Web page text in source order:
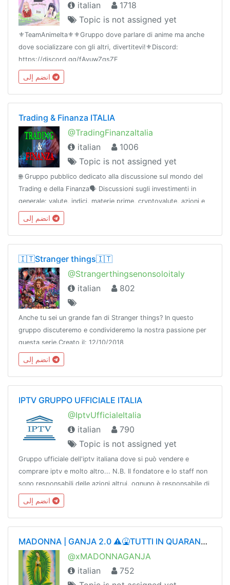
italian
1718
Topic is not assigned yet
⚜️TeamAnimeIta⚜️⚜️Gruppo dove parlare di anime ma anche
dove socializzare con gli altri, divertitevi!⚜️Discord:
https://discord.gg/fAvuwZqsZF
Trading & Finanza ITALIA
@TradingFinanzaItalia
italian
1006
Topic is not assigned yet
🌐 Gruppo pubblico dedicato alla discussione sul mondo del
Trading e della Finanza🗣 Discussioni sugli investimenti in
generale: valute, indici, materie prime, cryptovalute, azioni e
molto altro!ℹ Canale: @TradingFinanzaChannel
🇮🇹Stranger things🇮🇹
@Strangerthingsenonsoloitaly
italian
802
Anche tu sei un grande fan di Stranger things? In questo
gruppo discuteremo e condivideremo la nostra passione per
questa serie.Creato il: 12/10/2018
IPTV GRUPPO UFFICIALE ITALIA
@IptvUfficialeItalia
italian
790
Topic is not assigned yet
Gruppo ufficiale dell'iptv italiana dove si può vendere e
comprare iptv e molto altro... N.B. Il fondatore e lo staff non
sono responsabili delle azioni altrui, ognuno è responsabile di
se stesso...
MADONNA | GANJA 2.0 ⚠️🤮TUTTI IN QUARANTENA🤮⚠️
@xMADONNAGANJA
italian
752